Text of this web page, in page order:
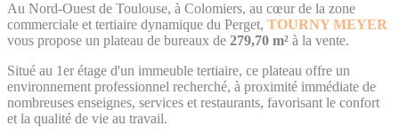
Au Nord-Ouest de Toulouse, à Colomiers, au cœur de la zone
commerciale et tertiaire dynamique du Perget, TOURNY MEYER
vous propose un plateau de bureaux de 279,70 m² à la vente.
Situé au 1er étage d'un immeuble tertiaire, ce plateau offre un
environnement professionnel recherché, à proximité immédiate de
nombreuses enseignes, services et restaurants, favorisant le confort
et la qualité de vie au travail.